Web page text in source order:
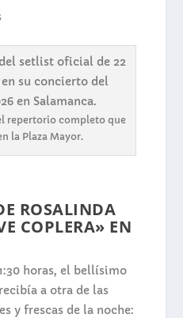
repertorio completo que
la Plaza Mayor.
ROSALINDA
COPLERA» EN
horas, el bellísimo
a otra de las
y frescas de la noche: